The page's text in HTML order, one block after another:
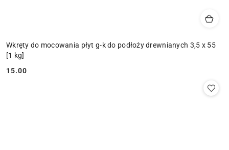
Wkręty do mocowania płyt g-k do podłoży drewnianych 3,5 x 55
[1 kg]
Cena:
15.00